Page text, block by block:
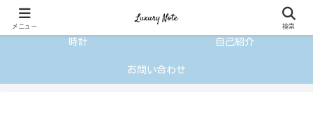
ファッションブランド
バッグ、アパレル、ファッションジュエリーと幅広く展開するハイブランド
時計 自己紹介
お問い合わせ
メニュー 検索